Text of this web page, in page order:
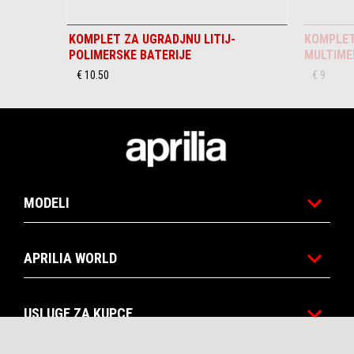
KOMPLET ZA UGRADJNU LITIJ-
POLIMERSKE BATERIJE
€ 10.50 € 9
MODELI
APRILIA WORLD
USLUGE ZA KUPCE